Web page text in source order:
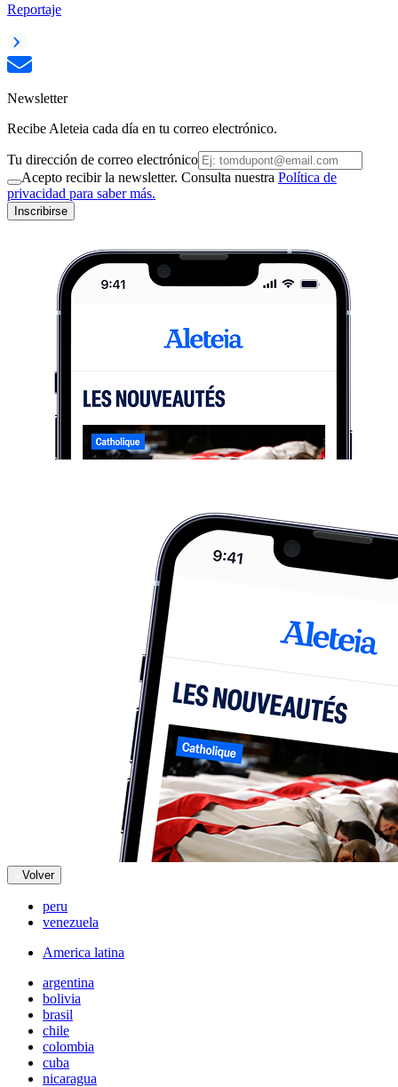
Reportaje
Newsletter
Recibe Aleteia cada día en tu correo electrónico.
Tu dirección de correo electrónico
Acepto recibir la newsletter. Consulta nuestra Política de
privacidad para saber más.
Inscribirse
Volver
peru
venezuela
America latina
argentina
bolivia
brasil
chile
colombia
cuba
nicaragua